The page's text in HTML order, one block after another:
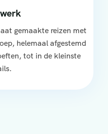
gemaakte reizen met
helemaal afgestemd
tot in de kleinste